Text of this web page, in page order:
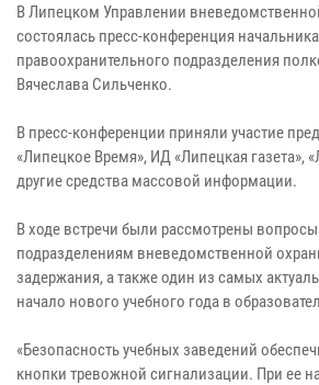
В Липецком Управлении
состоялась пресс-конференция начальника
правоохранительного подразделения
Вячеслава Сильченко.
В пресс-конференции приняли участие
«Липецкое Время», ИД «Липецкая газета»,
другие средства массовой информации.
В ходе встречи были рассмотрены вопросы
подразделениям вневедомственной
задержания, а также один из самых
начало нового учебного года в
«Безопасность учебных заведений
кнопки тревожной сигнализации. При ее